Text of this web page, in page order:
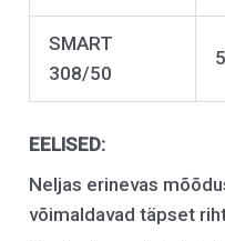
SMART
308/50
EELISED:
Neljas erinevas
võimaldavad täpset